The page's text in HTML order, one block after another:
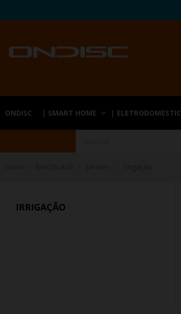
ONDISC | SMART HOME |
IRRIGAÇÃO